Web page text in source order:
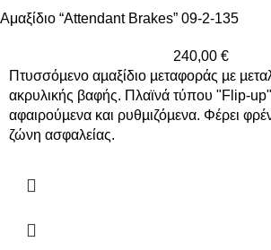
Αμαξίδιο “Attendant Brakes” 09-2-135
240,00 €
Πτυσσόµενο αµαξίδιο µεταφοράς µε
ακρυλικής βαφής. Πλαϊνά τύπου "Flip-
αφαιρούµενα και ρυθµιζόµενα. Φέρει
ζώνη ασφαλείας.